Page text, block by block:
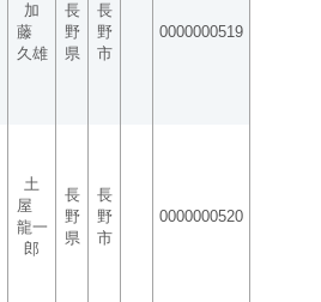
加
藤
久雄
長
野
県
長
野
市
0000000519
土
屋
龍一
郎
長
野
県
長
野
市
0000000520